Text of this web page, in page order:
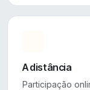
A distância
Participação